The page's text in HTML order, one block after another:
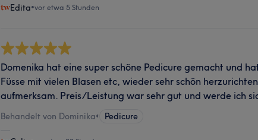
Edita•vor etwa 5 Stunden
Domenika hat eine super schöne Pedicure gemacht und
Füsse mit vielen Blasen etc, wieder sehr schön
aufmerksam. Preis/Leistung war sehr gut und werde ich
Behandelt von Dominika• Pedicure